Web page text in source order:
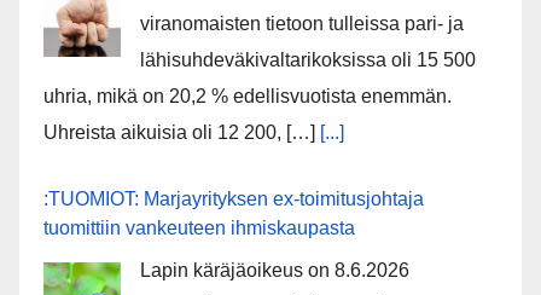
viranomaisten tietoon tulleissa pari- ja
lähisuhdeväkivaltarikoksissa oli 15 500
uhria, mikä on 20,2 % edellisvuotista enemmän.
Uhreista aikuisia oli 12 200, […] [...]
:TUOMIOT: Marjayrityksen ex-toimitusjohtaja
tuomittiin vankeuteen ihmiskaupasta
Lapin käräjäoikeus on 8.6.2026